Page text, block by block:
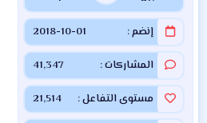
إنضم 2018-10-01
المشاركات 41,347
مستوى التفاعل 21,514